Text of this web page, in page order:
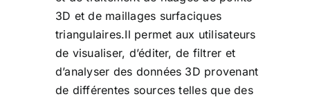
3D et de maillages surfaciques
triangulaires.Il permet aux utilisateurs
de visualiser, d’éditer, de filtrer et
d’analyser des données 3D provenant
de différentes sources telles que des